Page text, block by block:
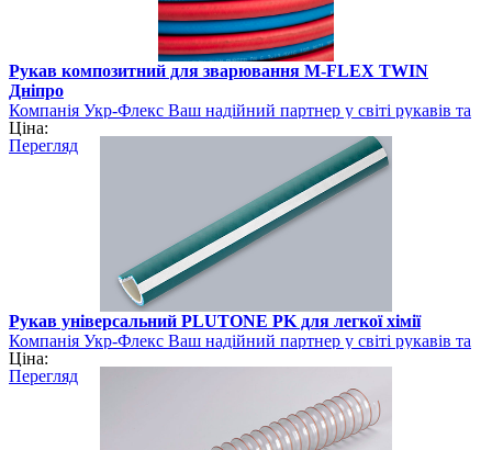
Рукав композитний для зварювання M-FLEX TWIN
Дніпро
Компанія Укр-Флекс Ваш надійний партнер у світі рукавів та
шлангів
Ціна:
Перегляд
Рукав універсальний PLUTONE PK для легкої хімії
Компанія Укр-Флекс Ваш надійний партнер у світі рукавів та
шлангів
Ціна:
Перегляд